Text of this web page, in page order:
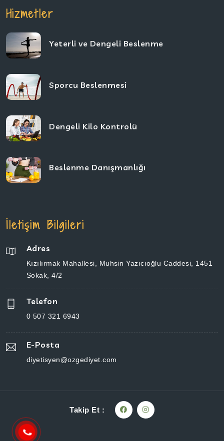
Hizmetler
Yeterli ve Dengeli Beslenme
Sporcu Beslenmesi
Dengeli Kilo Kontrolü
Beslenme Danışmanlığı
İletişim Bilgileri
Adres
Kızılırmak Mahallesi, Muhsin Yazıcıoğlu Caddesi, 1451 Sokak, 4/2
Telefon
0 507 321 6943
E-Posta
diyetisyen@ozgediyet.com
Takip Et :